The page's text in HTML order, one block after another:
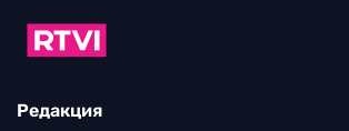
Редакция